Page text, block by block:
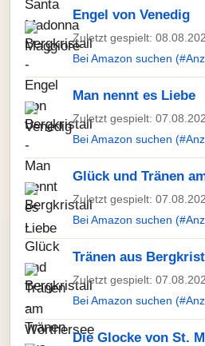
Engel von Venedig
Zuletzt gespielt:
Bei Amazon suchen
Man nennt es Liebe
Zuletzt gespielt:
Bei Amazon suchen
Glück und Tränen
Zuletzt gespielt:
Bei Amazon suchen
Tränen aus
Zuletzt gespielt:
Bei Amazon suchen
Die Glocke von St.